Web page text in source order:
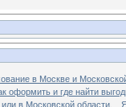
в Москве и
оформить и где найти
в Московской области.